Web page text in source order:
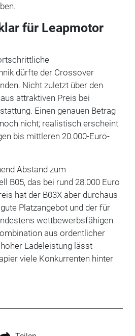
für Leapmotor
dürfte der Crossover
Nicht zuletzt über den
attraktiven Preis bei
Einen genauen Betrag
nicht; realistisch erscheint
bis mittleren 20.000-Euro-
Abstand zum
B05, das bei rund 28.000 Euro
hat der B03X aber durchaus
Platzangebot und der für
wettbewerbsfähigen
aus ordentlicher
Ladeleistung lässt
viele Konkurrenten hinter